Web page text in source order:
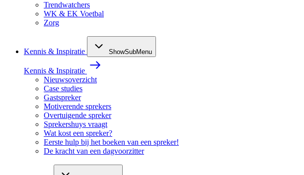
Trendwatchers
WK & EK Voetbal
Zorg
Kennis & Inspiratie ShowSubMenu
Kennis & Inspiratie
Nieuwsoverzicht
Case studies
Gastspreker
Motiverende sprekers
Overtuigende spreker
Sprekershuys vraagt
Wat kost een spreker?
Eerste hulp bij het boeken van een spreker!
De kracht van een dagvoorzitter